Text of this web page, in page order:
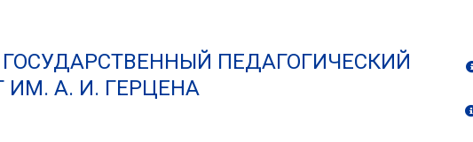
ПЕДАГОГИЧЕСКИЙ
ИМ. А. И. ГЕРЦЕНА